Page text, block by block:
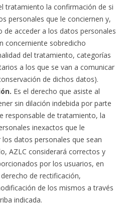
tratamiento la confirmación de si
personales que le conciernen y,
acceder a los datos personales
concerniente sobredicho
del tratamiento, categorías
a los que se van a comunicar
de dichos datos).
Es el derecho que asiste al
sin dilación indebida por parte
responsable de tratamiento, la
inexactos que le
datos personales que sean
AZLC considerará correctos y
por los usuarios, en
de rectificación,
de los mismos a través
indicada.